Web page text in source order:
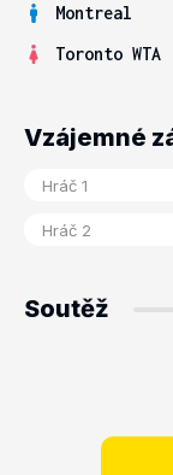
Montreal
Toronto WTA
Vzájemné
Soutěž